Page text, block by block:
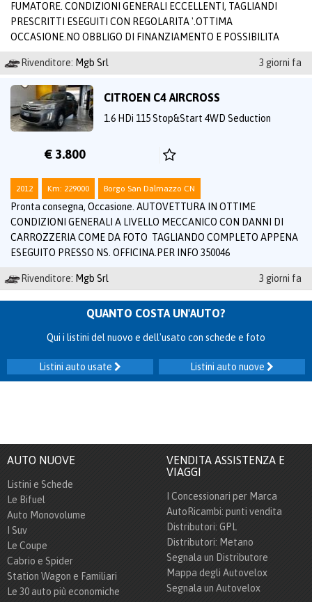
FUMATORE. CONDIZIONI GENERALI ECCELLENTI, TAGLIANDI
PRESCRITTI ESEGUITI CON REGOLARITA '.OTTIMA
OCCASIONE.NO OBBLIGO DI FINANZIAMENTO E POSSIBILITA
Rivenditore: Mgb Srl 3 giorni fa
CITROEN C4 AIRCROSS
1.6 HDi 115 Stop&Start 4WD Seduction
€ 3.800
2012 Km: 229000 Borgo San Dalmazzo CN
Pronta consegna, Occasione. AUTOVETTURA IN OTTIME
CONDIZIONI GENERALI A LIVELLO MECCANICO CON DANNI DI
CARROZZERIA COME DA FOTO TAGLIANDO COMPLETO APPENA
ESEGUITO PRESSO NS. OFFICINA.PER INFO 350046
Rivenditore: Mgb Srl 3 giorni fa
QUANTO COSTA UN'AUTO?
Qui i listini del nuovo e dell'usato con schede e foto
Listini auto nuove
Listini auto usate
AUTO NUOVE
Listini e Schede
Le Bifuel
Auto Monovolume
I Suv
Le Coupe
Cabrio e Spider
Station Wagon e Familiari
Le 30 auto più economiche
VENDITA ASSISTENZA E
VIAGGI
I Concessionari per Marca
AutoRicambi: punti vendita
Distributori: GPL
Distributori: Metano
Segnala un Distributore
Mappa degli Autovelox
Segnala un Autovelox